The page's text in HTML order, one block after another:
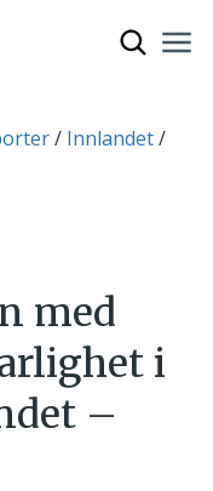
Innlandet
med
i
–